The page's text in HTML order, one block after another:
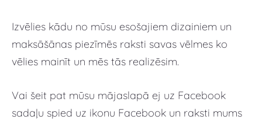
Izvēlies kādu no mūsu esošajiem dizainiem un
maksāšānas piezīmēs raksti savas vēlmes ko
vēlies mainīt un mēs tās realizēsim.
Vai šeit pat mūsu mājaslapā ej uz Facebook
sadaļu spied uz ikonu Facebook un raksti mums